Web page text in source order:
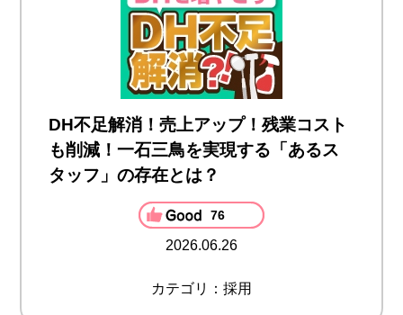
DH不足解消！売上アップ！残業コスト
も削減！一石三鳥を実現する「あるス
タッフ」の存在とは？
76
2026.06.26
カテゴリ：採用